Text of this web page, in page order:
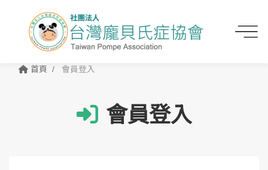
首頁 會員登入
會員登入